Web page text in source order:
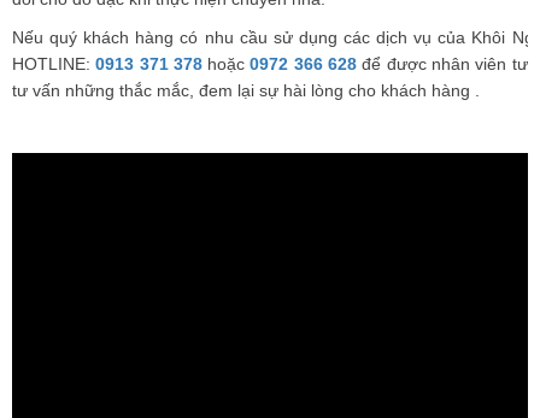
Nếu quý khách hàng có nhu cầu sử dụng các dịch vụ của Khôi
HOTLINE:0913 371 378hoặc0972 366 628 để được nhân viên tư
tư vấn những thắc mắc, đem lại sự hài lòng cho khách hàng .